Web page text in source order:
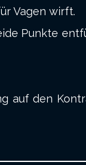
Vagen wirft.
Punkte
auf den